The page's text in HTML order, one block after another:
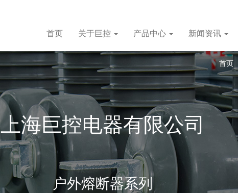
首页 关于巨控 产品中心 新闻资讯
首页
上海巨控电器有限公司
户外熔断器系列